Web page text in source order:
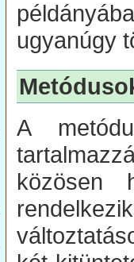
ugyanúgy
A
közösen